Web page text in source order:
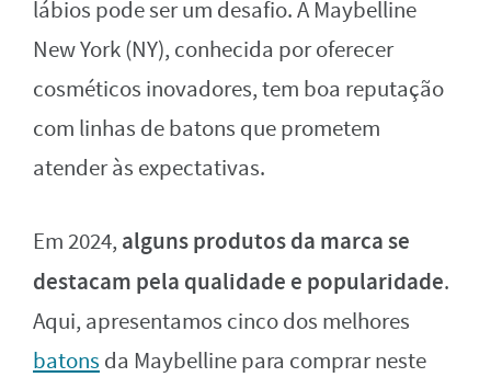
lábios pode ser um desafio. A Maybelline
New York (NY), conhecida por oferecer
cosméticos inovadores, tem boa reputação
com linhas de batons que prometem
atender às expectativas.
Em 2024, alguns produtos da marca se
destacam pela qualidade e popularidade.
Aqui, apresentamos cinco dos melhores
batons da Maybelline para comprar neste